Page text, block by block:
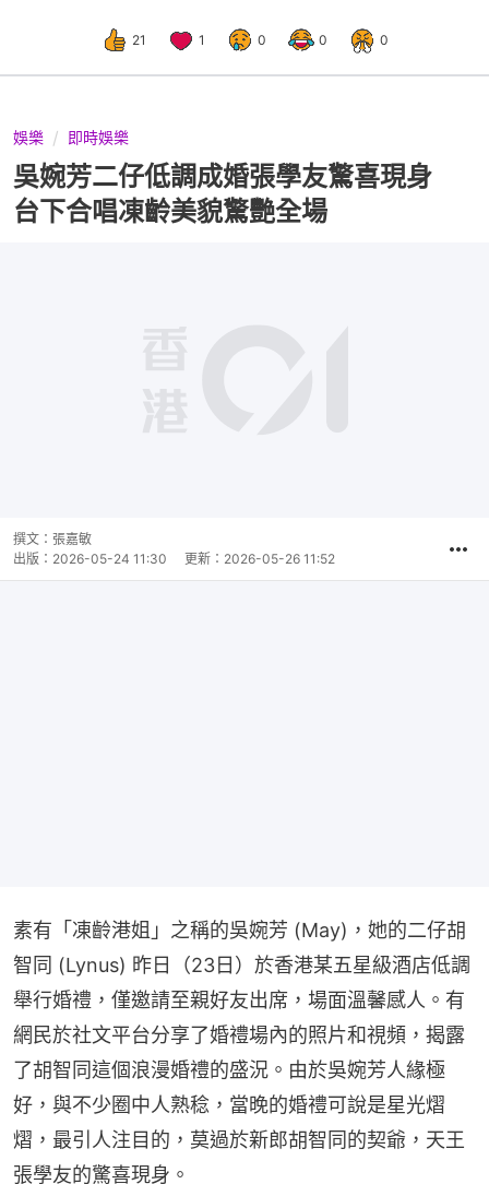
21 1 0 0 0
娛樂 即時娛樂
吳婉芳二仔低調成婚張學友驚喜現身
台下合唱凍齡美貌驚艷全場
撰文： 張嘉敏
出版： 2026-05-24 11:30 更新： 2026-05-26 11:52
素有「凍齡港姐」之稱的吳婉芳 (May)，她的二仔胡
智同 (Lynus) 昨日（23日）於香港某五星級酒店低調
舉行婚禮，僅邀請至親好友出席，場面溫馨感人。有
網民於社文平台分享了婚禮場內的照片和視頻，揭露
了胡智同這個浪漫婚禮的盛況。由於吳婉芳人緣極
好，與不少圈中人熟稔，當晚的婚禮可說是星光熠
熠，最引人注目的，莫過於新郎胡智同的契爺，天王
張學友的驚喜現身。